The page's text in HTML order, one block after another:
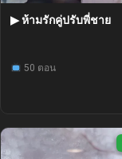
▶ ห้ามรักคู่ปรับพี่ชาย
50 ตอน